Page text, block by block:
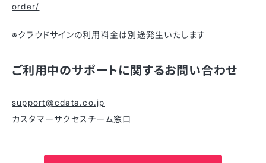
order/
※クラウドサインの利用料金は別途発生いたします
ご利用中のサポートに関するお問い合わせ
support@cdata.co.jp
カスタマーサクセスチーム窓口